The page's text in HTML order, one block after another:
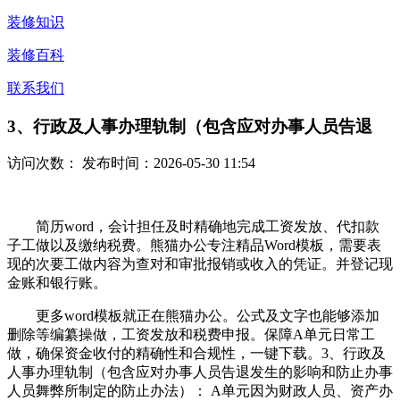
装修知识
装修百科
联系我们
3、行政及人事办理轨制（包含应对办事人员告退
访问次数： 发布时间：2026-05-30 11:54
简历word，会计担任及时精确地完成工资发放、代扣款
子工做以及缴纳税费。熊猫办公专注精品Word模板，需要表
现的次要工做内容为查对和审批报销或收入的凭证。并登记现
金账和银行账。
更多word模板就正在熊猫办公。公式及文字也能够添加
删除等编纂操做，工资发放和税费申报。保障A单元日常工
做，确保资金收付的精确性和合规性，一键下载。3、行政及
人事办理轨制（包含应对办事人员告退发生的影响和防止办事
人员舞弊所制定的防止办法）： A单元因为财政人员、资产办